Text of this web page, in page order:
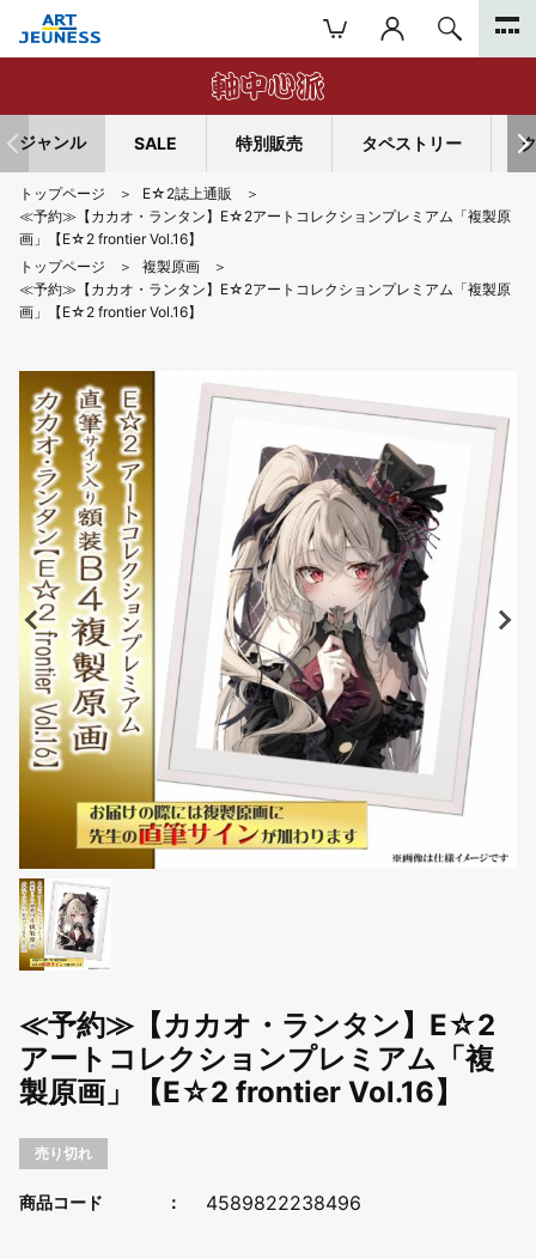
ジャンル SALE 特別販売 タペストリー
トップページ
E☆2誌上通販
≪予約≫【カカオ・ランタン】E☆2アートコレクションプレミアム「複製原
画」【E☆2 frontier Vol.16】
トップページ
複製原画
≪予約≫【カカオ・ランタン】E☆2アートコレクションプレミアム「複製原
画」【E☆2 frontier Vol.16】
≪予約≫【カカオ・ランタン】E☆2
アートコレクションプレミアム「複
製原画」【E☆2 frontier Vol.16】
売り切れ
商品コード 4589822238496